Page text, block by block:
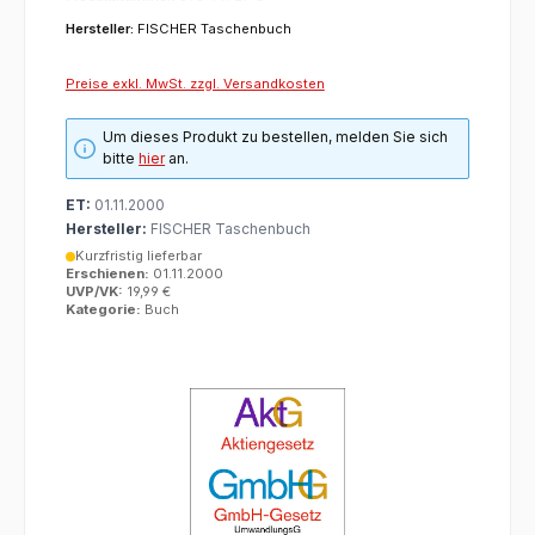
Hersteller: FISCHER Taschenbuch
Preise exkl. MwSt. zzgl. Versandkosten
Um dieses Produkt zu bestellen, melden Sie sich
bittehieran.
ET: 01.11.2000
Hersteller: FISCHER Taschenbuch
Kurzfristig lieferbar
Erschienen: 01.11.2000
UVP/VK: 19,99 €
Kategorie: Buch